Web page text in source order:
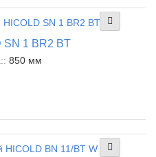
SN 1 BR2 BT
850 мм